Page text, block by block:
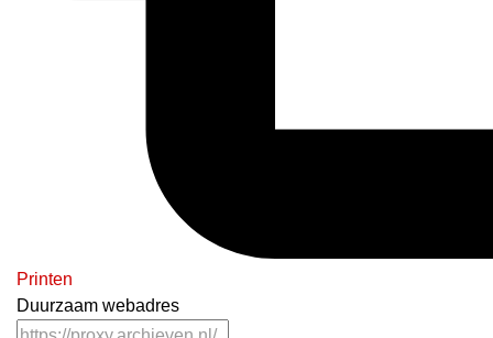
Printen
Duurzaam webadres